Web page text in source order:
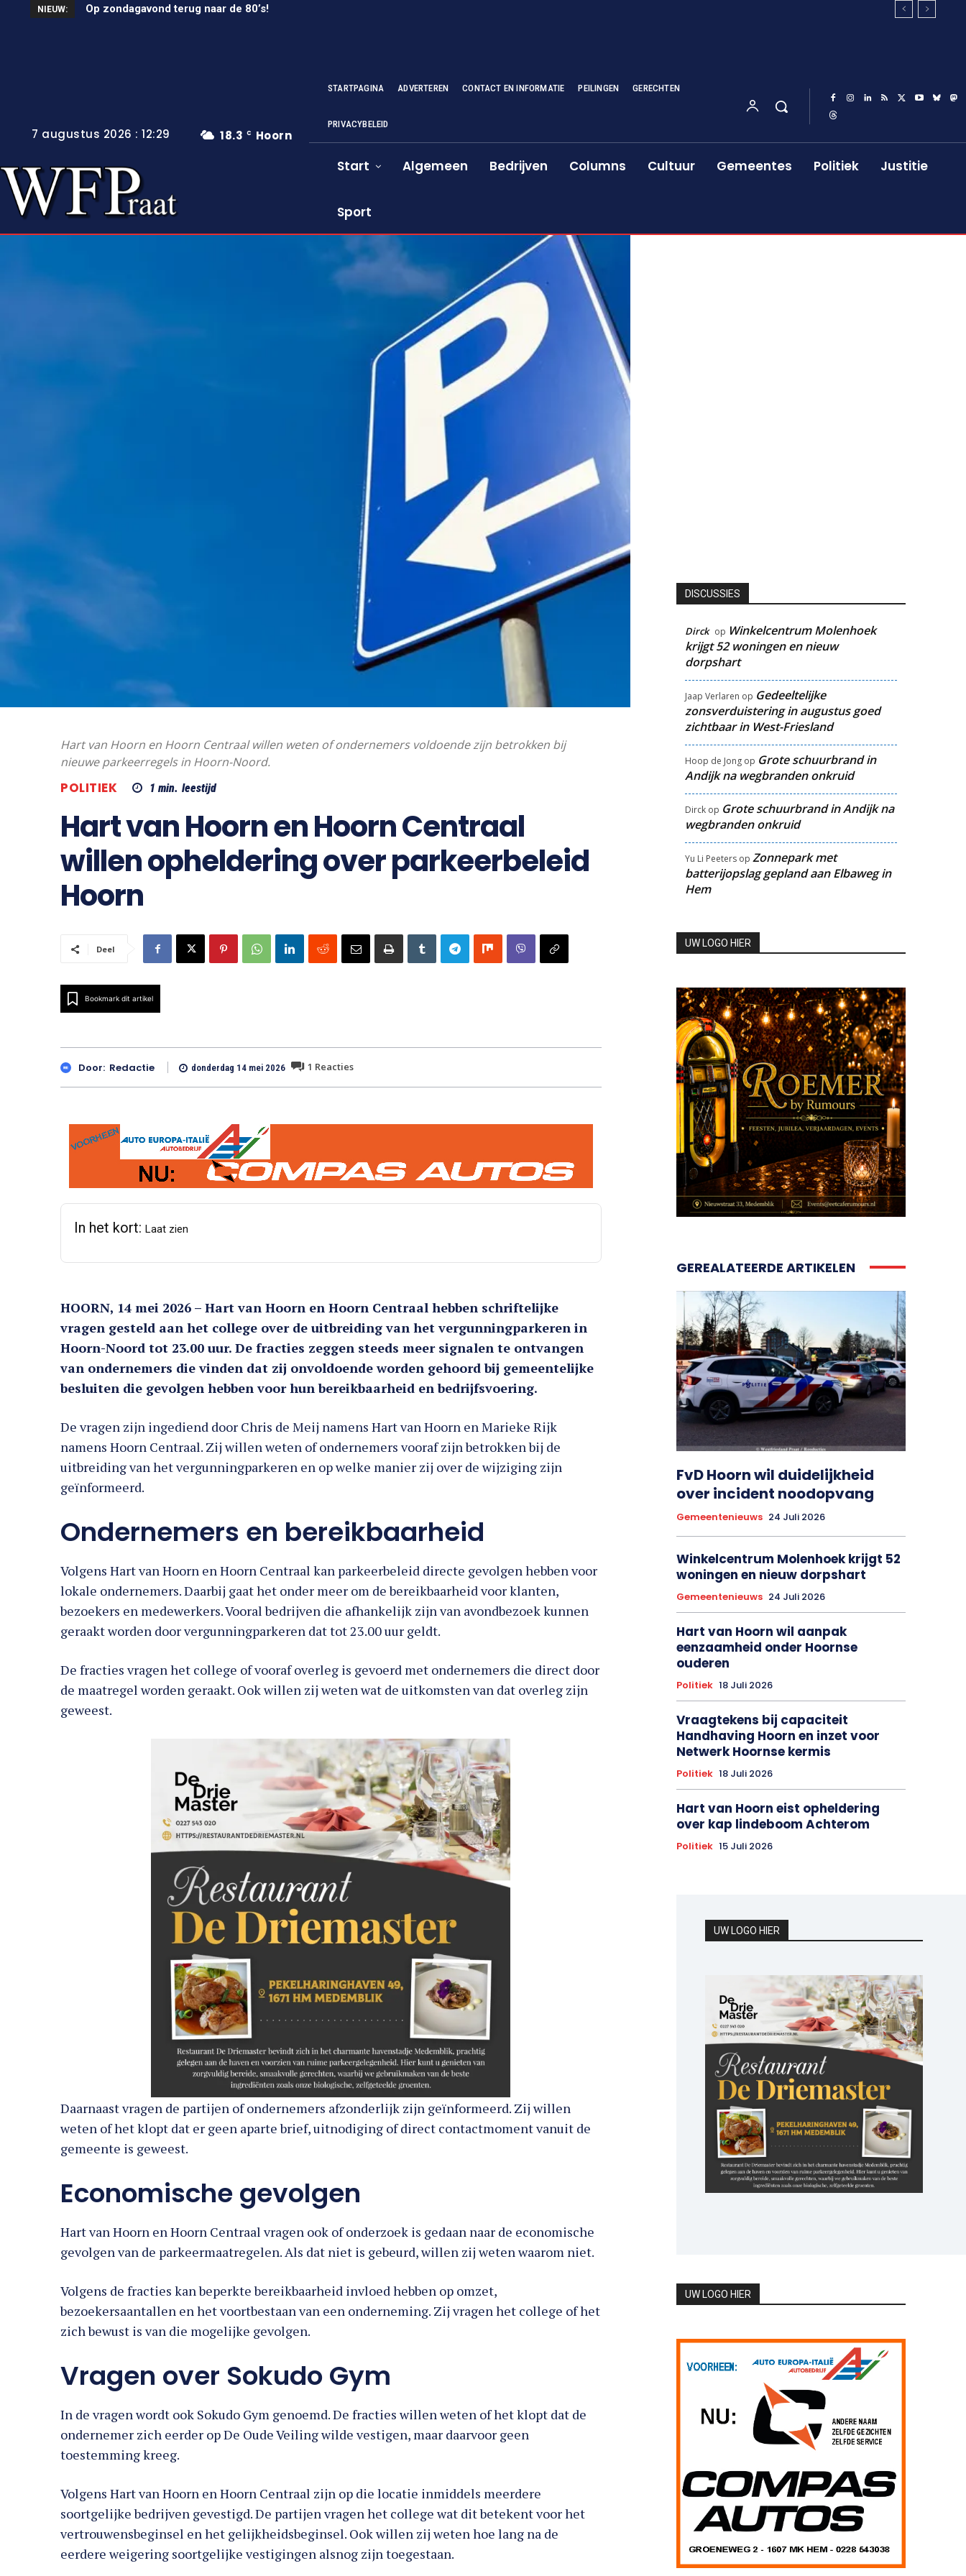
NIEUW: Op zondagavond terug naar de 80’s!
Unieke wielerkoers in Wervershoof
18.3 C Hoorn
7 augustus 2026 : 12:29
STARTPAGINA ADVERTEREN CONTACT EN INFORMATIE PEILINGEN GERECHTEN
PRIVACYBELEID
Start Algemeen Bedrijven Columns Cultuur Gemeentes Politiek Justitie
Sport
Hart van Hoorn en Hoorn Centraal willen weten of ondernemers voldoende zijn betrokken bij
nieuwe parkeerregels in Hoorn-Noord.
POLITIEK 1 min. leestijd
Hart van Hoorn en Hoorn Centraal
willen opheldering over parkeerbeleid
Hoorn
Deel
Bookmark dit artikel
Door: Redactie donderdag 14 mei 2026 1 Reacties
In het kort: Laat zien
HOORN, 14 mei 2026 – Hart van Hoorn en Hoorn Centraal hebben schriftelijke
vragen gesteld aan het college over de uitbreiding van het vergunningparkeren in
Hoorn-Noord tot 23.00 uur. De fracties zeggen steeds meer signalen te ontvangen
van ondernemers die vinden dat zij onvoldoende worden gehoord bij gemeentelijke
besluiten die gevolgen hebben voor hun bereikbaarheid en bedrijfsvoering.
De vragen zijn ingediend door Chris de Meij namens Hart van Hoorn en Marieke Rijk
namens Hoorn Centraal. Zij willen weten of ondernemers vooraf zijn betrokken bij de
uitbreiding van het vergunningparkeren en op welke manier zij over de wijziging zijn
geïnformeerd.
Ondernemers en bereikbaarheid
Volgens Hart van Hoorn en Hoorn Centraal kan parkeerbeleid directe gevolgen hebben voor
lokale ondernemers. Daarbij gaat het onder meer om de bereikbaarheid voor klanten,
bezoekers en medewerkers. Vooral bedrijven die afhankelijk zijn van avondbezoek kunnen
geraakt worden door vergunningparkeren dat tot 23.00 uur geldt.
De fracties vragen het college of vooraf overleg is gevoerd met ondernemers die direct door
de maatregel worden geraakt. Ook willen zij weten wat de uitkomsten van dat overleg zijn
geweest.
Daarnaast vragen de partijen of ondernemers afzonderlijk zijn geïnformeerd. Zij willen
weten of het klopt dat er geen aparte brief, uitnodiging of direct contactmoment vanuit de
gemeente is geweest.
Economische gevolgen
Hart van Hoorn en Hoorn Centraal vragen ook of onderzoek is gedaan naar de economische
gevolgen van de parkeermaatregelen. Als dat niet is gebeurd, willen zij weten waarom niet.
Volgens de fracties kan beperkte bereikbaarheid invloed hebben op omzet,
bezoekersaantallen en het voortbestaan van een onderneming. Zij vragen het college of het
zich bewust is van die mogelijke gevolgen.
Vragen over Sokudo Gym
In de vragen wordt ook Sokudo Gym genoemd. De fracties willen weten of het klopt dat de
ondernemer zich eerder op De Oude Veiling wilde vestigen, maar daarvoor geen
toestemming kreeg.
Volgens Hart van Hoorn en Hoorn Centraal zijn op die locatie inmiddels meerdere
soortgelijke bedrijven gevestigd. De partijen vragen het college wat dit betekent voor het
vertrouwensbeginsel en het gelijkheidsbeginsel. Ook willen zij weten hoe lang na de
eerdere weigering soortgelijke vestigingen alsnog zijn toegestaan.
DISCUSSIES
Dirck op Winkelcentrum Molenhoek
krijgt 52 woningen en nieuw
dorpshart
Jaap Verlaren op Gedeeltelijke
zonsverduistering in augustus goed
zichtbaar in West-Friesland
Hoop de Jongop Grote schuurbrand in
Andijk na wegbranden onkruid
Dirckop Grote schuurbrand in Andijk na
wegbranden onkruid
Yu Li Peetersop Zonnepark met
batterijopslag gepland aan Elbaweg in
Hem
UW LOGO HIER
GEREALATEERDE ARTIKELEN
FvD Hoorn wil duidelijkheid
over incident noodopvang
Gemeentenieuws 24 Juli 2026
Winkelcentrum Molenhoek krijgt 52
woningen en nieuw dorpshart
Gemeentenieuws 24 Juli 2026
Hart van Hoorn wil aanpak
eenzaamheid onder Hoornse
ouderen
Politiek 18 Juli 2026
Vraagtekens bij capaciteit
Handhaving Hoorn en inzet voor
Netwerk Hoornse kermis
Politiek 18 Juli 2026
Hart van Hoorn eist opheldering
over kap lindeboom Achterom
Politiek 15 Juli 2026
UW LOGO HIER
UW LOGO HIER